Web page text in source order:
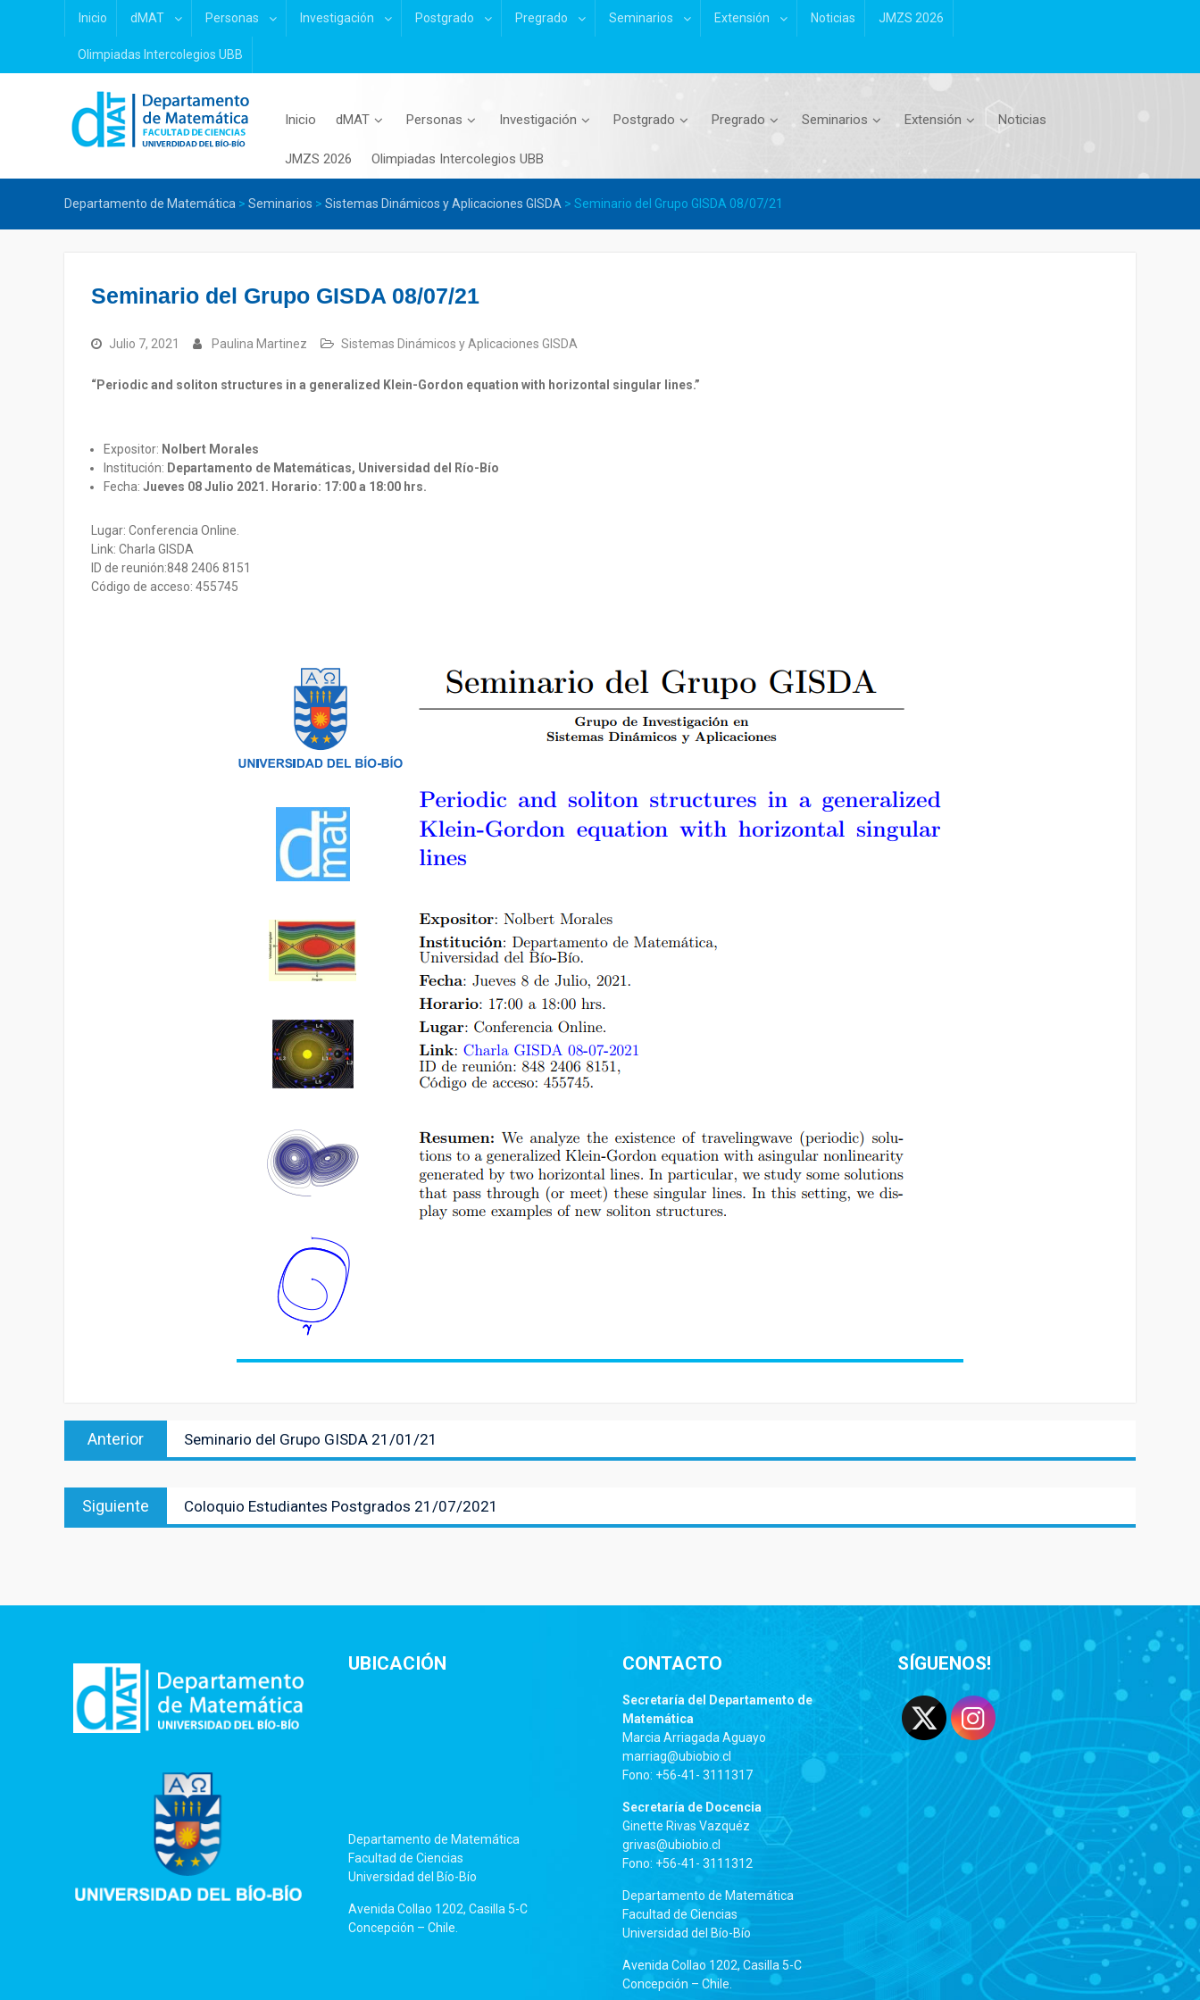
Inicio dMAT Personas Investigación Postgrado Pregrado Seminarios Extensión Noticias JMZS 2026
Olimpiadas Intercolegios UBB
Inicio dMAT Personas Investigación Postgrado Pregrado Seminarios Extensión Noticias
JMZS 2026 Olimpiadas Intercolegios UBB
Departamento de Matemática > Seminarios > Sistemas Dinámicos y Aplicaciones GISDA > Seminario del Grupo GISDA 08/07/21
Seminario del Grupo GISDA 08/07/21
Julio 7, 2021 Paulina Martinez Sistemas Dinámicos y Aplicaciones GISDA
“Periodic and soliton structures in a generalized Klein-Gordon equation with horizontal singular lines.”
Expositor: Nolbert Morales
Institución: Departamento de Matemáticas, Universidad del
Río-Bío
Fecha: Jueves 08 Julio 2021. Horario: 17:00 a 18:00 hrs.
Lugar: Conferencia Online.
Link: Charla GISDA
ID de reunión:848 2406 8151
Código de acceso: 455745
Navegación
de
entradas
Anterior
anterior:
Seminario del Grupo GISDA 21/01/21
Siguiente
siguiente:
Coloquio Estudiantes Postgrados 21/07/2021
UBICACIÓN
Departamento de Matemática
Facultad de Ciencias
Universidad del Bío-Bío
Avenida Collao 1202, Casilla 5-C
Concepción – Chile.
CONTACTO
Secretaría del Departamento de
Matemática
Marcia Arriagada Aguayo
marriag@ubiobio.cl
Fono: +56-41- 3111317
Secretaría de Docencia
Ginette Rivas Vazquéz
grivas@ubiobio.cl
Fono: +56-41- 3111312
Departamento de Matemática
Facultad de Ciencias
Universidad del Bío-Bío
Avenida Collao 1202, Casilla 5-C
Concepción – Chile.
SÍGUENOS!